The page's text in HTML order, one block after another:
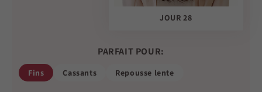
PARFAIT POUR:
Fins Cassants Repousse lente
JOUR 28